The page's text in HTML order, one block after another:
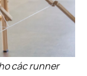
các runner